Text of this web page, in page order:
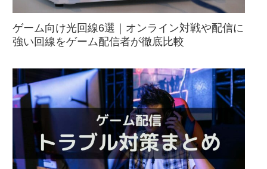
ゲーム向け光回線6選｜オンライン対戦や配信に
強い回線をゲーム配信者が徹底比較